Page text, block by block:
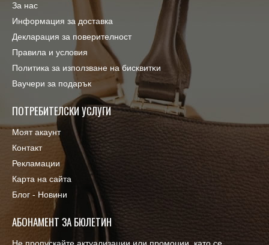
За нас
Информация за доставка
Декларация за поверителност
Правила и условия
Πoлитика зa изпoлзвaнe нa бисквитĸи
Ваучери за подарък
ПОТРЕБИТЕЛСКИ УСЛУГИ
Моят акаунт
Контакт
Рекламации
Карта на сайта
Блог - Новини
АБОНАМЕНТ ЗА БЮЛЕТИН